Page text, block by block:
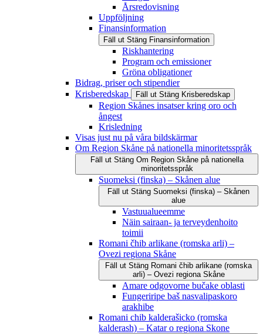
Årsredovisning
Uppföljning
Finansinformation
Fäll ut Stäng Finansinformation
Riskhantering
Program och emissioner
Gröna obligationer
Bidrag, priser och stipendier
Krisberedskap
Fäll ut Stäng Krisberedskap
Region Skånes insatser kring oro och
ångest
Krisledning
Visas just nu på våra bildskärmar
Om Region Skåne på nationella minoritetsspråk
Fäll ut Stäng Om Region Skåne på nationella
minoritetsspråk
Suomeksi (finska) – Skånen alue
Fäll ut Stäng Suomeksi (finska) – Skånen
alue
Vastuualueemme
Näin sairaan- ja terveydenhoito
toimii
Romani čhib arlikane (romska arli) –
Ovezi regiona Skåne
Fäll ut Stäng Romani čhib arlikane (romska
arli) – Ovezi regiona Skåne
Amare odgovorne bučake oblasti
Fungeriripe baš nasvalipaskoro
arakhibe
Romani chib kalderašicko (romska
kalderash) – Katar o regiona Skone